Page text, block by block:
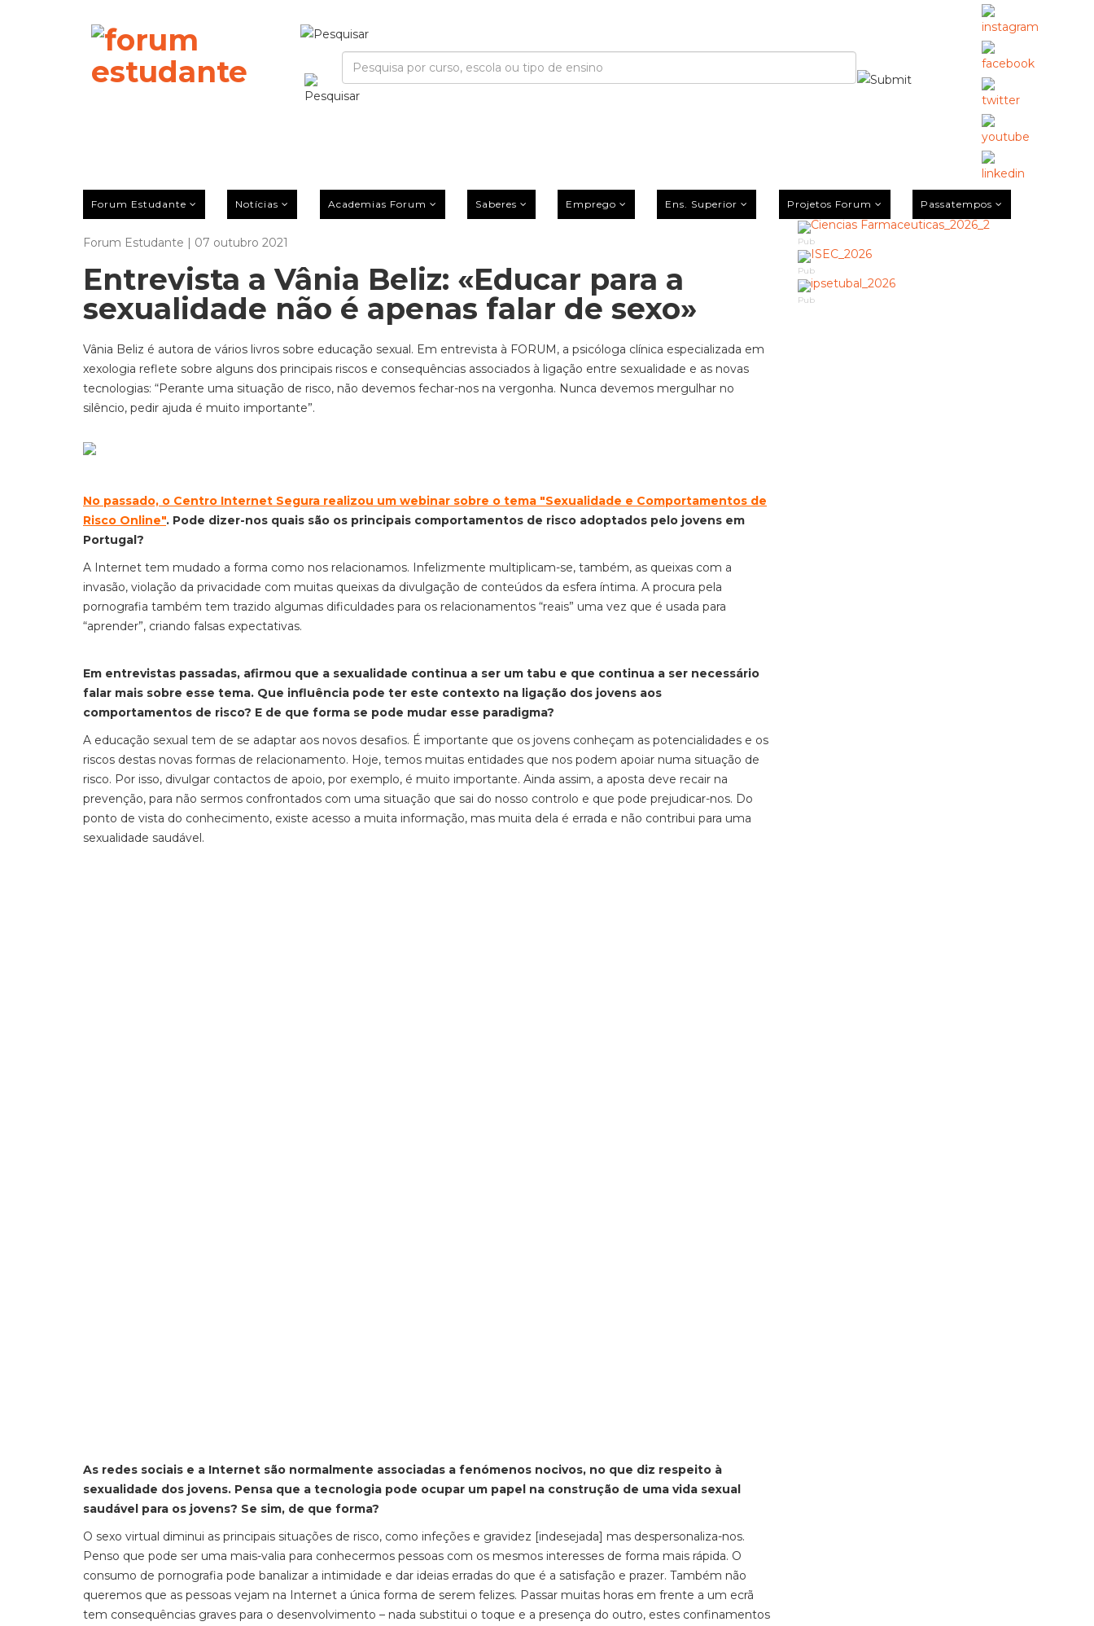
Forum Estudante Notícias Academias Forum Saberes Emprego Ens. Superior Projetos Forum Passatempos
Forum Estudante | 07 outubro 2021
Entrevista a Vânia Beliz: «Educar para a
sexualidade não é apenas falar de sexo»
Vânia Beliz é autora de vários livros sobre educação sexual. Em entrevista à FORUM, a psicóloga clínica especializada em
xexologia reflete sobre alguns dos principais riscos e consequências associados à ligação entre sexualidade e as novas
tecnologias: “Perante uma situação de risco, não devemos fechar-nos na vergonha. Nunca devemos mergulhar no
silêncio, pedir ajuda é muito importante”.
No passado, o Centro Internet Segura realizou um webinar sobre o tema "Sexualidade e Comportamentos de
Risco Online". Pode dizer-nos quais são os principais comportamentos de risco adoptados pelo jovens em
Portugal?
A Internet tem mudado a forma como nos relacionamos. Infelizmente multiplicam-se, também, as queixas com a
invasão, violação da privacidade com muitas queixas da divulgação de conteúdos da esfera íntima. A procura pela
pornografia também tem trazido algumas dificuldades para os relacionamentos “reais” uma vez que é usada para
“aprender”, criando falsas expectativas.
Em entrevistas passadas, afirmou que a sexualidade continua a ser um tabu e que continua a ser necessário
falar mais sobre esse tema. Que influência pode ter este contexto na ligação dos jovens aos
comportamentos de risco? E de que forma se pode mudar esse paradigma?
A educação sexual tem de se adaptar aos novos desafios. É importante que os jovens conheçam as potencialidades e os
riscos destas novas formas de relacionamento. Hoje, temos muitas entidades que nos podem apoiar numa situação de
risco. Por isso, divulgar contactos de apoio, por exemplo, é muito importante. Ainda assim, a aposta deve recair na
prevenção, para não sermos confrontados com uma situação que sai do nosso controlo e que pode prejudicar-nos. Do
ponto de vista do conhecimento, existe acesso a muita informação, mas muita dela é errada e não contribui para uma
sexualidade saudável.
As redes sociais e a Internet são normalmente associadas a fenómenos nocivos, no que diz respeito à
sexualidade dos jovens. Pensa que a tecnologia pode ocupar um papel na construção de uma vida sexual
saudável para os jovens? Se sim, de que forma?
O sexo virtual diminui as principais situações de risco, como infeções e gravidez [indesejada] mas despersonaliza-nos.
Penso que pode ser uma mais-valia para conhecermos pessoas com os mesmos interesses de forma mais rápida. O
consumo de pornografia pode banalizar a intimidade e dar ideias erradas do que é a satisfação e prazer. Também não
queremos que as pessoas vejam na Internet a única forma de serem felizes. Passar muitas horas em frente a um ecrã
tem consequências graves para o desenvolvimento – nada substitui o toque e a presença do outro, estes confinamentos
Pub
Pub
Pub